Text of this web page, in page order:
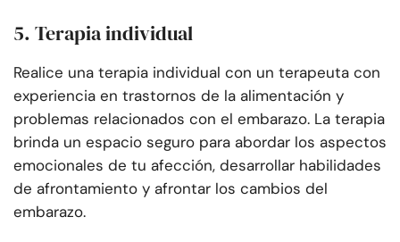
5. Terapia individual
Realice una terapia individual con un terapeuta con
experiencia en trastornos de la alimentación y
problemas relacionados con el embarazo. La terapia
brinda un espacio seguro para abordar los aspectos
emocionales de tu afección, desarrollar habilidades
de afrontamiento y afrontar los cambios del
embarazo.